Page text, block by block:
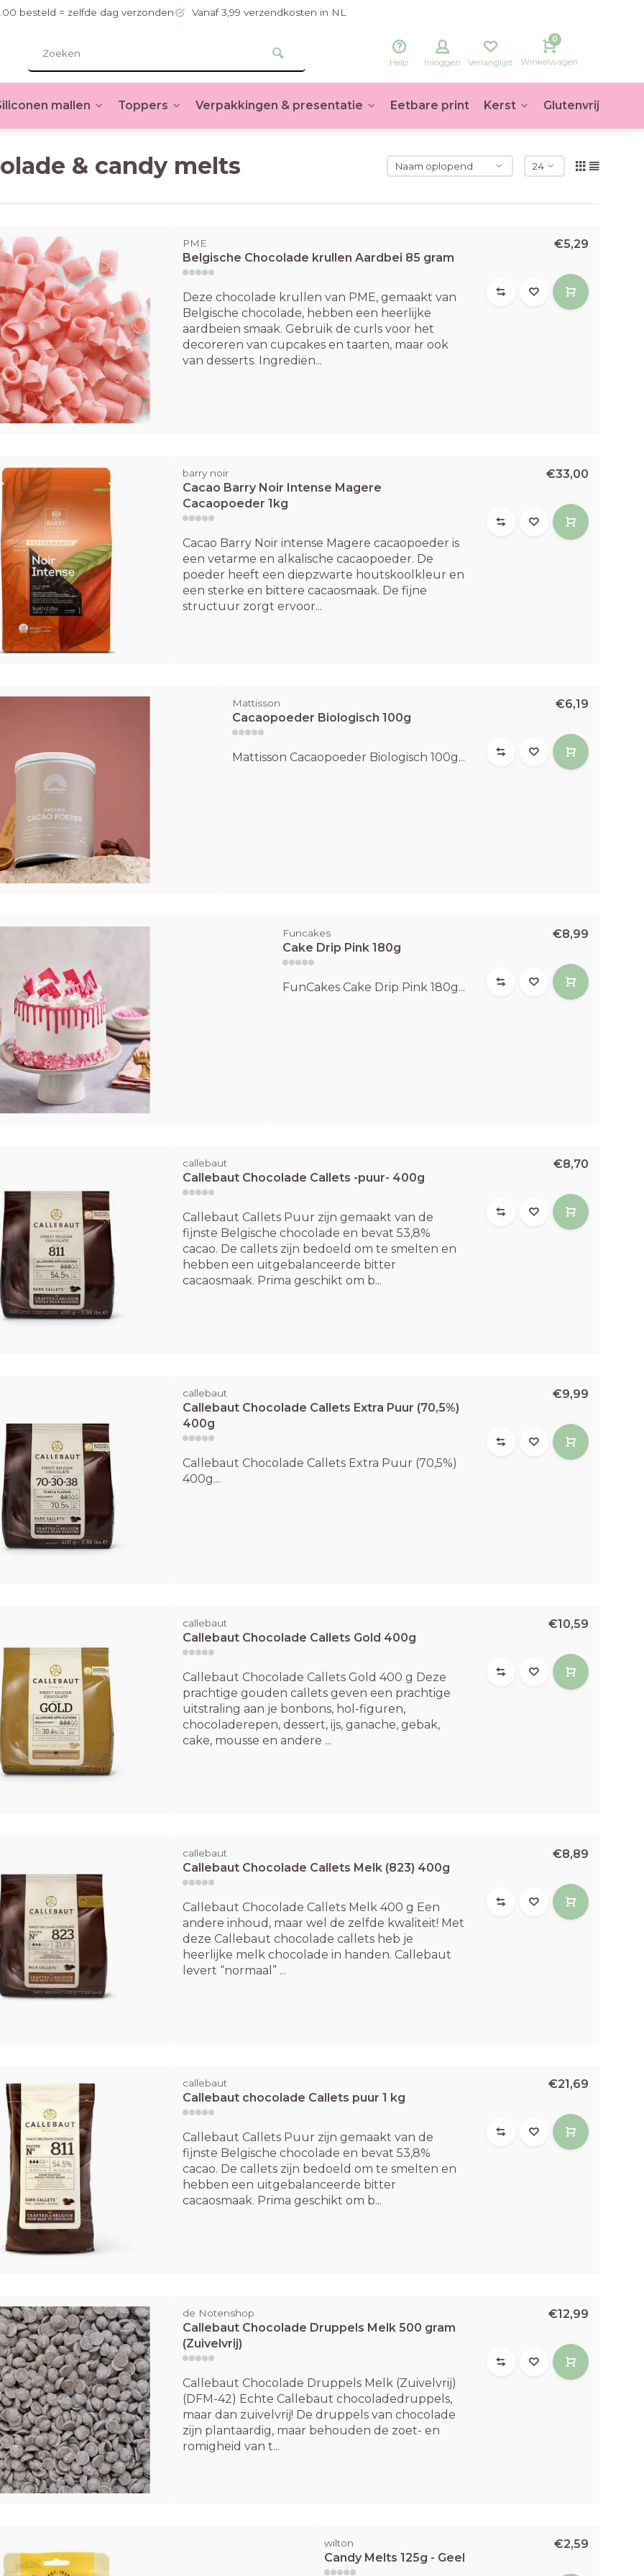
besteld = zelfde dag verzonden Vanaf 3,99 verzendkosten in NL
Help Inloggen Verlanglijst
0
Winkelwagen
mallen Toppers Verpakkingen & presentatie Eetbare print Kerst Glutenvrij
& candy melts
PME
Belgische Chocolade krullen Aardbei 85 gram
Deze chocolade krullen van PME, gemaakt van
Belgische chocolade, hebben een heerlijke
aardbeien smaak. Gebruik de curls voor het
decoreren van cupcakes en taarten, maar ook
van desserts. Ingrediën...
€5,29
barry noir
Cacao Barry Noir Intense Magere
Cacaopoeder 1kg
Cacao Barry Noir intense Magere cacaopoeder is
een vetarme en alkalische cacaopoeder. De
poeder heeft een diepzwarte houtskoolkleur en
een sterke en bittere cacaosmaak. De fijne
structuur zorgt ervoor...
€33,00
Mattisson
Cacaopoeder Biologisch 100g
Mattisson Cacaopoeder Biologisch 100g...
€6,19
Funcakes
Cake Drip Pink 180g
FunCakes Cake Drip Pink 180g...
€8,99
callebaut
Callebaut Chocolade Callets -puur- 400g
Callebaut Callets Puur zijn gemaakt van de
fijnste Belgische chocolade en bevat 53,8%
cacao. De callets zijn bedoeld om te smelten en
hebben een uitgebalanceerde bitter
cacaosmaak. Prima geschikt om b...
€8,70
callebaut
Callebaut Chocolade Callets Extra Puur (70,5%)
400g
Callebaut Chocolade Callets Extra Puur (70,5%)
400g...
€9,99
callebaut
Callebaut Chocolade Callets Gold 400g
Callebaut Chocolade Callets Gold 400 g Deze
prachtige gouden callets geven een prachtige
uitstraling aan je bonbons, hol-figuren,
chocoladerepen, dessert, ijs, ganache, gebak,
cake, mousse en andere ...
€10,59
callebaut
Callebaut Chocolade Callets Melk (823) 400g
Callebaut Chocolade Callets Melk 400 g Een
andere inhoud, maar wel de zelfde kwaliteit! Met
deze Callebaut chocolade callets heb je
heerlijke melk chocolade in handen. Callebaut
levert “normaal” ...
€8,89
callebaut
Callebaut chocolade Callets puur 1 kg
Callebaut Callets Puur zijn gemaakt van de
fijnste Belgische chocolade en bevat 53,8%
cacao. De callets zijn bedoeld om te smelten en
hebben een uitgebalanceerde bitter
cacaosmaak. Prima geschikt om b...
€21,69
de Notenshop
Callebaut Chocolade Druppels Melk 500 gram
(Zuivelvrij)
Callebaut Chocolade Druppels Melk (Zuivelvrij)
(DFM-42) Echte Callebaut chocoladedruppels,
maar dan zuivelvrij! De druppels van chocolade
zijn plantaardig, maar behouden de zoet- en
romigheid van t...
€12,99
wilton
Candy Melts 125g - Geel
€2,59